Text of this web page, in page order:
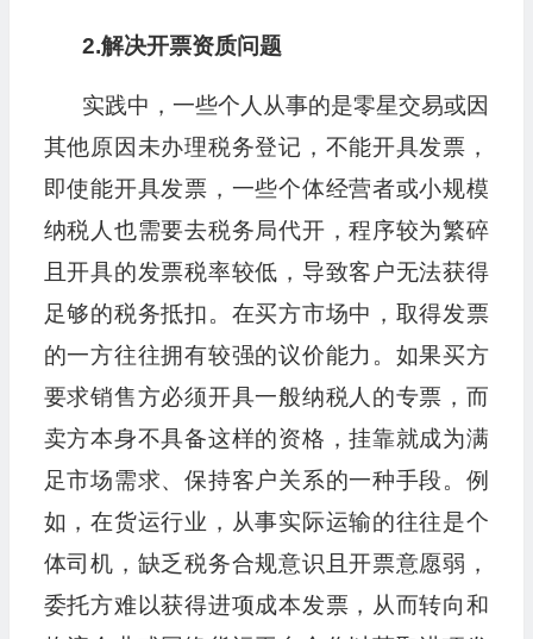
2.解决开票资质问题
实践中，一些个人从事的是零星交易或因
其他原因未办理税务登记，不能开具发票，
即使能开具发票，一些个体经营者或小规模
纳税人也需要去税务局代开，程序较为繁碎
且开具的发票税率较低，导致客户无法获得
足够的税务抵扣。在买方市场中，取得发票
的一方往往拥有较强的议价能力。如果买方
要求销售方必须开具一般纳税人的专票，而
卖方本身不具备这样的资格，挂靠就成为满
足市场需求、保持客户关系的一种手段。例
如，在货运行业，从事实际运输的往往是个
体司机，缺乏税务合规意识且开票意愿弱，
委托方难以获得进项成本发票，从而转向和